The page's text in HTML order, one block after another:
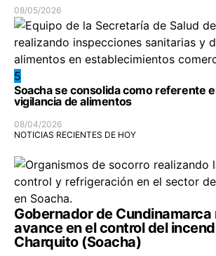
08/05/2026
5
Soacha se consolida como referente
vigilancia de alimentos
08/04/2026
NOTICIAS RECIENTES DE HOY
Gobernador de
avance en el control del
Charquito (Soacha)